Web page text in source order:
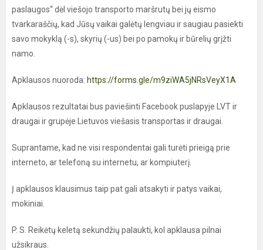
paslaugos“ dėl viešojo transporto maršrutų bei jų eismo
tvarkaraščių, kad Jūsų vaikai galėtų lengviau ir saugiau pasiekti
savo mokyklą (-s), skyrių (-us) bei po pamokų ir būrelių grįžti
namo.
Apklausos nuoroda: https://forms.gle/m9ziWA5jNRsVeyX1A
Apklausos rezultatai bus paviešinti Facebook puslapyje LVT ir
draugai ir grupėje Lietuvos viešasis transportas ir draugai.
Suprantame, kad ne visi respondentai gali turėti prieigą prie
interneto, ar telefoną su internetu, ar kompiuterį.
Į apklausos klausimus taip pat gali atsakyti ir patys vaikai,
mokiniai.
P. S. Reikėtų keletą sekundžių palaukti, kol apklausa pilnai
užsikraus.